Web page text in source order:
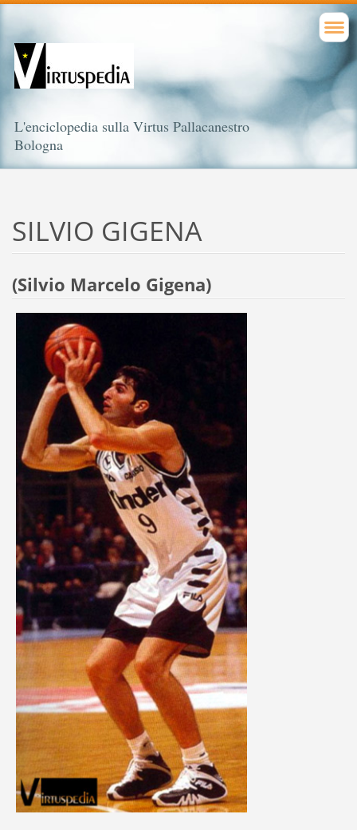
L'enciclopedia sulla Virtus Pallacanestro
Bologna
SILVIO GIGENA
(Silvio Marcelo Gigena)